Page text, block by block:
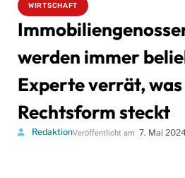
WIRTSCHAFT
werden immer
Experte verrät,
Rechtsform steckt
RedaktionVeröffentlicht am 7. Mai